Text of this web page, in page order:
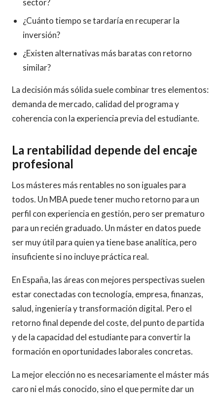
sector?
¿Cuánto tiempo se tardaría en recuperar la
inversión?
¿Existen alternativas más baratas con retorno
similar?
La decisión más sólida suele combinar tres elementos:
demanda de mercado, calidad del programa y
coherencia con la experiencia previa del estudiante.
La rentabilidad depende del encaje
profesional
Los másteres más rentables no son iguales para
todos. Un MBA puede tener mucho retorno para un
perfil con experiencia en gestión, pero ser prematuro
para un recién graduado. Un máster en datos puede
ser muy útil para quien ya tiene base analítica, pero
insuficiente si no incluye práctica real.
En España, las áreas con mejores perspectivas suelen
estar conectadas con tecnología, empresa, finanzas,
salud, ingeniería y transformación digital. Pero el
retorno final depende del coste, del punto de partida
y de la capacidad del estudiante para convertir la
formación en oportunidades laborales concretas.
La mejor elección no es necesariamente el máster más
caro ni el más conocido, sino el que permite dar un